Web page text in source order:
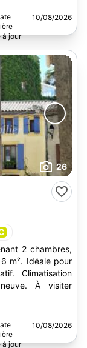
10/08/2026
26
2 chambres,
m². Idéale pour
Climatisation
À visiter
10/08/2026